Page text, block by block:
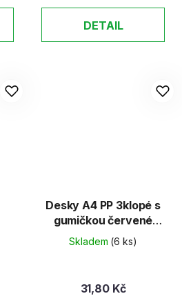
DETAIL
Desky A4 PP 3klopé s
gumičkou červené
neprůhledné
Skladem (6 ks)
31,80 Kč